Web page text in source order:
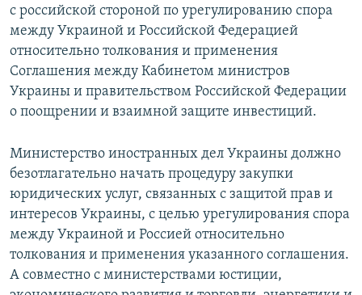
с российской стороной по урегулированию спора
между Украиной и Российской Федерацией
относительно толкования и применения
Соглашения между Кабинетом министров
Украины и правительством Российской Федерации
о поощрении и взаимной защите инвестиций.
Министерство иностранных дел Украины должно
безотлагательно начать процедуру закупки
юридических услуг, связанных с защитой прав и
интересов Украины, с целью урегулирования спора
между Украиной и Россией относительно
толкования и применения указанного соглашения.
А совместно с министерствами юстиции,